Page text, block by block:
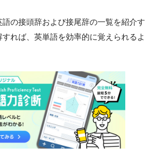
語の接頭辞および接尾辞の一覧を紹介す
れば、英単語を効率的に覚えられるよ